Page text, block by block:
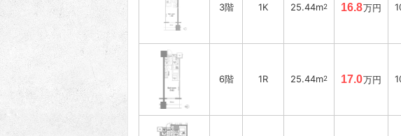
3階 1K 25.44m2 16.8万円
6階 1R 25.44m2 17.0万円